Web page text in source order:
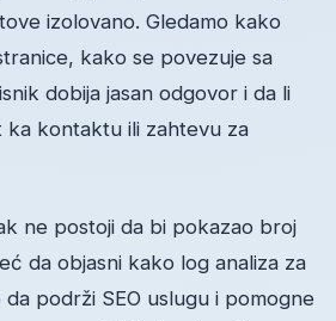
izolovano. Gledamo kako
kako se povezuje sa
dobija jasan odgovor i da li
kontaktu ili zahtevu za
ne postoji da bi pokazao broj
da objasni kako log analiza za
podrži SEO uslugu i pomogne